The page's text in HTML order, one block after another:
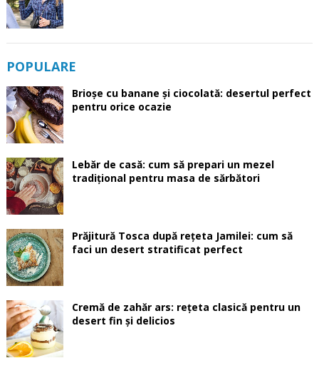
POPULARE
Brioșe cu banane și ciocolată: desertul perfect
pentru orice ocazie
Lebăr de casă: cum să prepari un mezel
tradițional pentru masa de sărbători
Prăjitură Tosca după rețeta Jamilei: cum să
faci un desert stratificat perfect
Cremă de zahăr ars: rețeta clasică pentru un
desert fin și delicios